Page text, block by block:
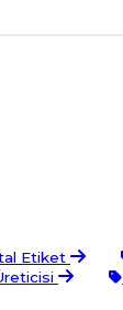
Etiket